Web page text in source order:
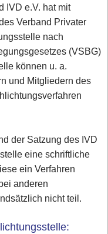
IVD e.V. hat mit
Verband Privater
nach
(VSBG)
können u. a.
und Mitgliedern des
der Satzung des IVD
eine schriftliche
ein Verfahren
anderen
nicht teil.